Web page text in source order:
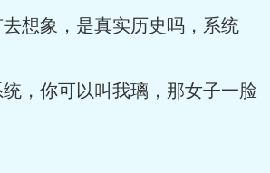
想象，是真实历史吗，系统
，你可以叫我璃，那女子一脸